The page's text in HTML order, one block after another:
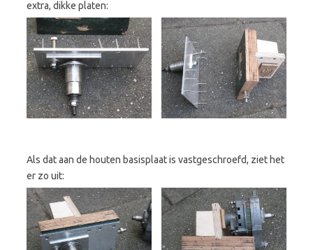
extra, dikke platen:
Als dat aan de houten basisplaat is vastgeschroefd, ziet het
er zo uit: